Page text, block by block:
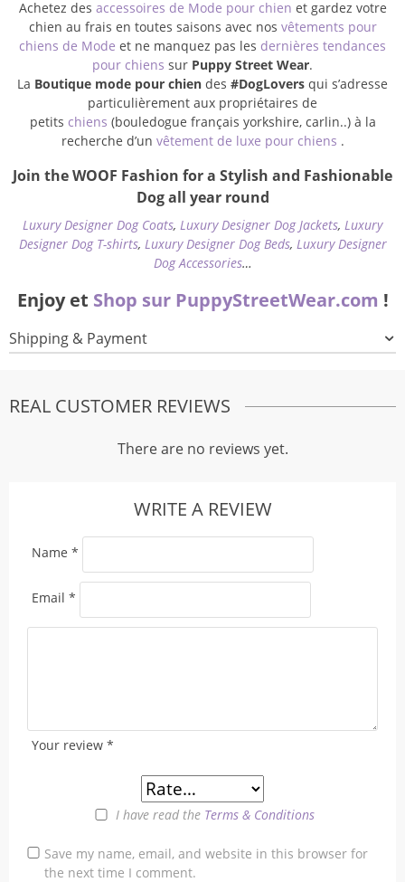
Achetez des accessoires de Mode pour chien et gardez votre
chien au frais en toutes saisons avec nos vêtements pour
chiens de Mode et ne manquez pas les dernières tendances
pour chiens sur Puppy Street Wear.
La Boutique mode pour chien des #DogLovers qui s’adresse
particulièrement aux propriétaires de
petits chiens (bouledogue français yorkshire, carlin..) à la
recherche d’un vêtement de luxe pour chiens .
Join the WOOF Fashion for a Stylish and Fashionable
Dog all year round
Luxury Designer Dog Coats, Luxury Designer Dog Jackets, Luxury
Designer Dog T-shirts, Luxury Designer Dog Beds, Luxury Designer
Dog Accessories…
Enjoy et Shop sur PuppyStreetWear.com !
Shipping & Payment
REAL CUSTOMER REVIEWS
There are no reviews yet.
WRITE A REVIEW
Your review *
I have read the Terms & Conditions
Name *
Email *
Save my name, email, and website in this browser for
the next time I comment.